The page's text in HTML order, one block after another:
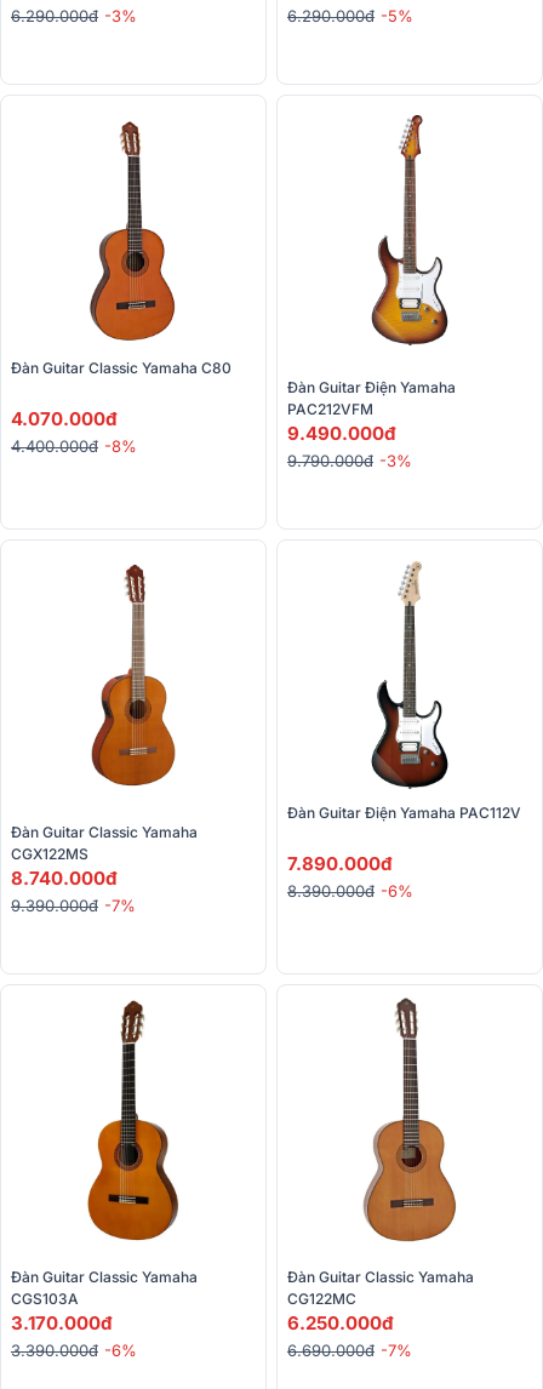
6.290.000đ -3% 6.290.000đ -5%
Đàn Guitar Classic Yamaha C80
4.070.000đ
4.400.000đ -8%
Đàn Guitar Điện Yamaha
PAC212VFM
9.490.000đ
9.790.000đ -3%
Đàn Guitar Classic Yamaha
CGX122MS
8.740.000đ
9.390.000đ -7%
Đàn Guitar Điện Yamaha PAC112V
7.890.000đ
8.390.000đ -6%
Đàn Guitar Classic Yamaha
CGS103A
3.170.000đ
3.390.000đ -6%
Đàn Guitar Classic Yamaha
CG122MC
6.250.000đ
6.690.000đ -7%